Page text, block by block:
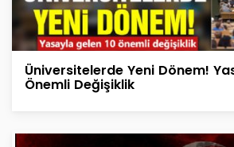
Üniversitelerde Yeni Dönem!
Önemli Değişiklik